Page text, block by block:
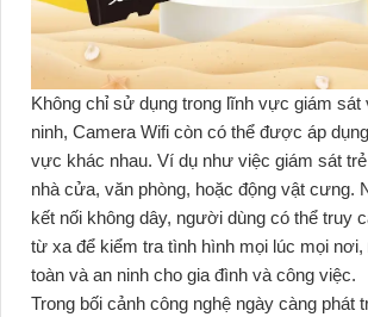
Không chỉ sử dụng trong lĩnh vực giám sát
ninh, Camera Wifi còn có thể được áp
vực khác nhau. Ví dụ như việc giám sát
nhà cửa, văn phòng, hoặc động vật cưng.
kết nối không dây, người dùng có thể truy
từ xa để kiểm tra tình hình mọi lúc mọi nơi,
toàn và an ninh cho gia đình và công việc.
Trong bối cảnh công nghệ ngày càng phát